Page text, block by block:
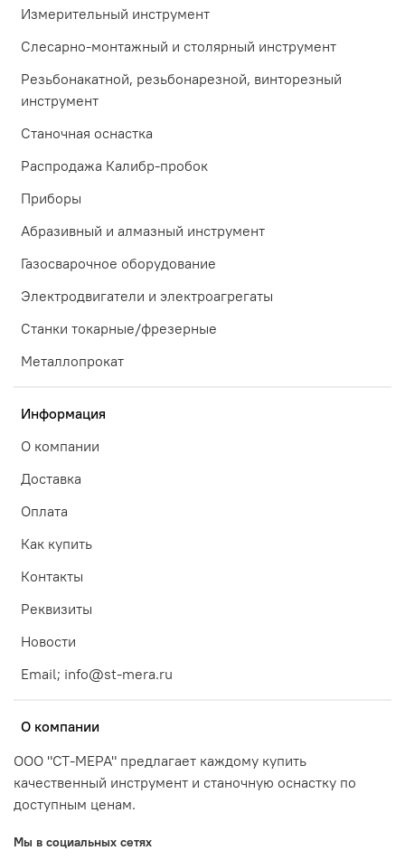
Измерительный инструмент
Слесарно-монтажный и столярный инструмент
Резьбонакатной, резьбонарезной, винторезный
инструмент
Станочная оснастка
Распродажа Калибр-пробок
Приборы
Абразивный и алмазный инструмент
Газосварочное оборудование
Электродвигатели и электроагрегаты
Станки токарные/фрезерные
Металлопрокат
Информация
О компании
Доставка
Оплата
Как купить
Контакты
Реквизиты
Новости
Email; info@st-mera.ru
О компании
ООО "СТ-МЕРА" предлагает каждому купить
качественный инструмент и станочную оснастку по
доступным ценам.
Мы в социальных сетях